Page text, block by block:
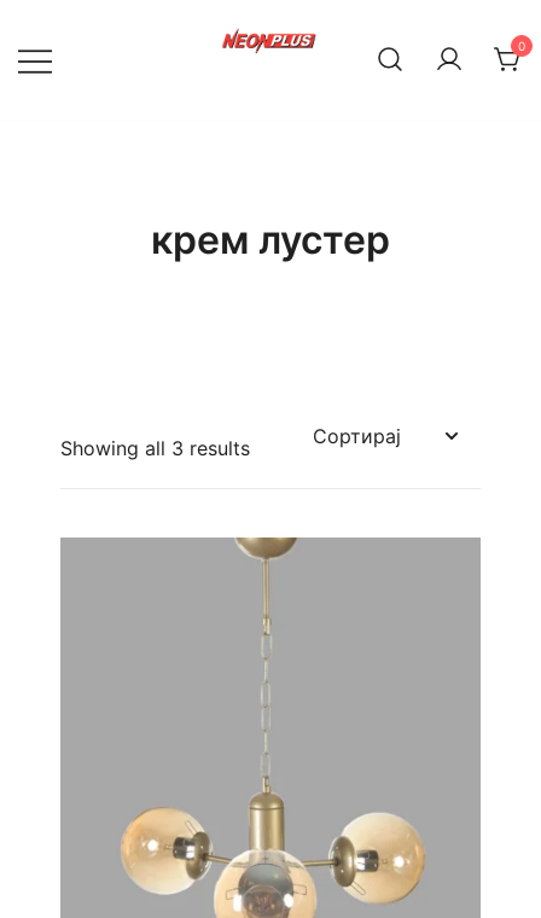
content
0
крем лустер
Showing all 3 results